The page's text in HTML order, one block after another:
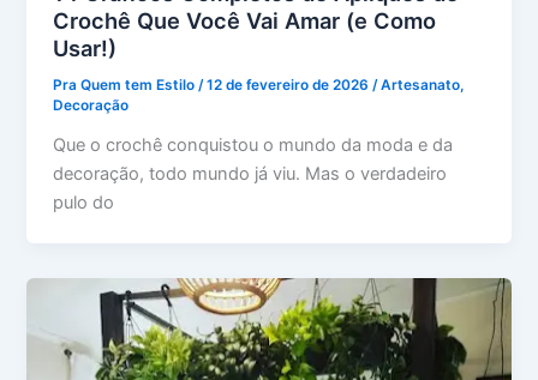
Crochê Que Você Vai Amar (e Como
Usar!)
Pra Quem tem Estilo/12 de fevereiro de 2026/Artesanato,
Decoração
Que o crochê conquistou o mundo da moda e da
decoração, todo mundo já viu. Mas o verdadeiro
pulo do